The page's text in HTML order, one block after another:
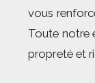
vous
Toute notre
propreté et